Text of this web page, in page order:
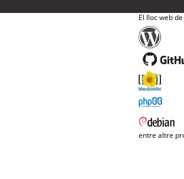
El lloc web
entre altre